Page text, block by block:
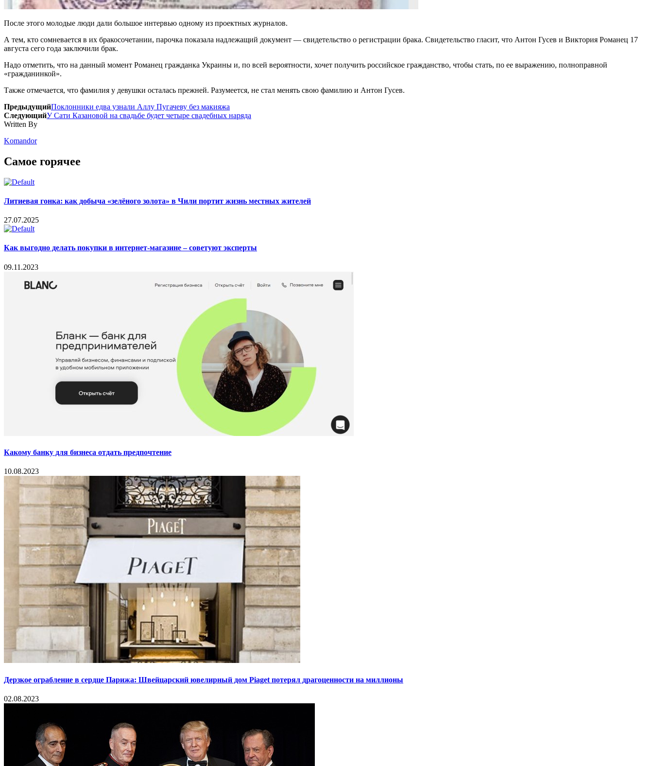
После этого молодые люди дали большое интервью одному из проектных журналов.
А тем, кто сомневается в их бракосочетании, парочка показала надлежащий документ — свидетельство о регистрации брака. Свидетельство гласит, что Антон Гусев и Виктория Романец 17
августа сего года заключили брак.
Надо отметить, что на данный момент Романец гражданка Украины и, по всей вероятности, хочет получить российское гражданство, чтобы стать, по ее выражению, полноправной
«гражданинкой».
Также отмечается, что фамилия у девушки осталась прежней. Разумеется, не стал менять свою фамилию и Антон Гусев.
ПредыдущийПоклонники едва узнали Аллу Пугачеву без макияжа
СледующийУ Сати Казановой на свадьбе будет четыре свадебных наряда
Written By
Komandor
Самое горячее
Литиевая гонка: как добыча «зелёного золота» в Чили портит жизнь местных жителей
27.07.2025
Как выгодно делать покупки в интернет-магазине – советуют эксперты
09.11.2023
Какому банку для бизнеса отдать предпочтение
10.08.2023
Дерзкое ограбление в сердце Парижа: Швейцарский ювелирный дом Piaget потерял драгоценности на миллионы
02.08.2023